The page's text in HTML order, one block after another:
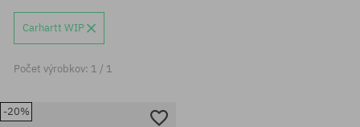
Carhartt WIP
Počet výrobkov: 1 / 1
-20%